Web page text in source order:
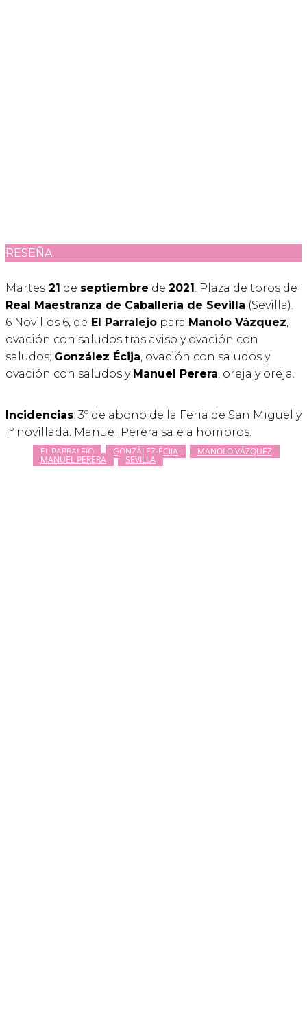
RESEÑA
Martes 21 de septiembre de 2021 . Plaza de toros de
Real Maestranza de Caballería de Sevilla (Sevilla).
6 Novillos 6, de El Parralejo para Manolo Vázquez
ovación con saludos tras aviso y ovación con
saludos; González Écija , ovación con saludos y
ovación con saludos y Manuel Perera , oreja y oreja.
Incidencias: 3º de abono de la Feria de San Miguel y
1º novillada. Manuel Perera sale a hombros.
EL PARRALEJO GONZÁLEZ-ÉCIJA MANOLO VÁZQUEZ
MANUEL PERERA SEVILLA